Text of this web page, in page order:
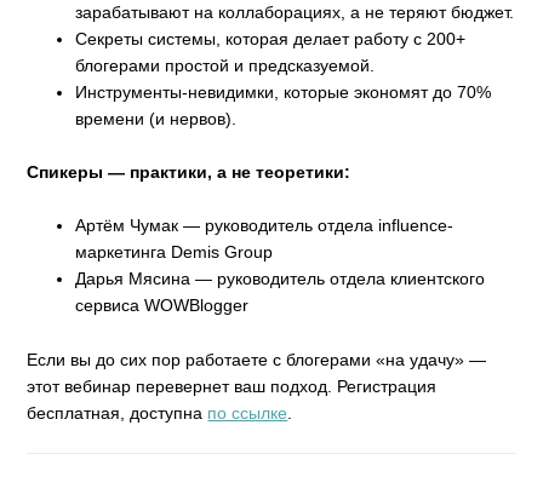
зарабатывают на коллаборациях, а не теряют бюджет.
Секреты системы, которая делает работу с 200+
блогерами простой и предсказуемой.
Инструменты-невидимки, которые экономят до 70%
времени (и нервов).
Спикеры — практики, а не теоретики:
Артём Чумак — руководитель отдела influence-
маркетинга Demis Group
Дарья Мясина — руководитель отдела клиентского
сервиса WOWBlogger
Если вы до сих пор работаете с блогерами «на удачу» —
этот вебинар перевернет ваш подход. Регистрация
бесплатная, доступна по ссылке